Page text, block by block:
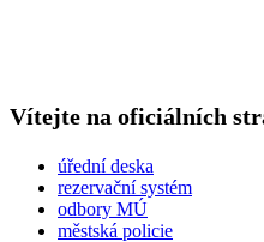
Vítejte na oficiálních
úřední deska
rezervační systém
odbory MÚ
městská policie